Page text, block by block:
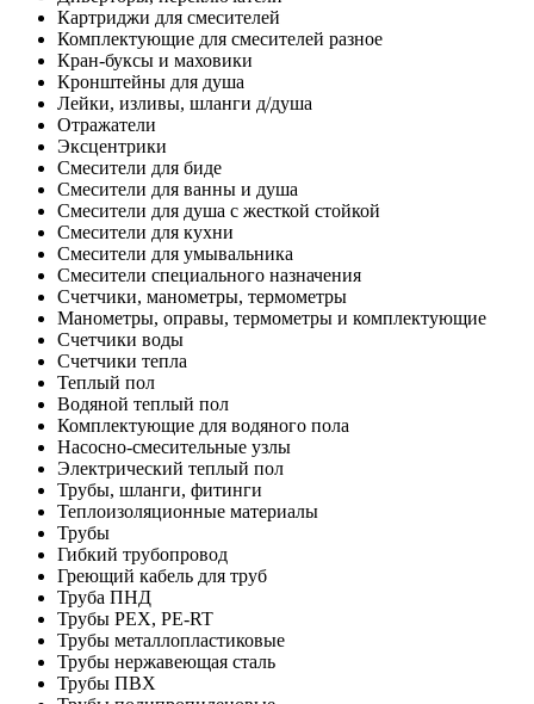
Картриджи для смесителей
Комплектующие для смесителей разное
Кран-буксы и маховики
Кронштейны для душа
Лейки, изливы, шланги д/душа
Отражатели
Эксцентрики
Смесители для биде
Смесители для ванны и душа
Смесители для душа с жесткой стойкой
Смесители для кухни
Смесители для умывальника
Смесители специального назначения
Счетчики, манометры, термометры
Манометры, оправы, термометры и комплектующие
Счетчики воды
Счетчики тепла
Теплый пол
Водяной теплый пол
Комплектующие для водяного пола
Насосно-смесительные узлы
Электрический теплый пол
Трубы, шланги, фитинги
Теплоизоляционные материалы
Трубы
Гибкий трубопровод
Греющий кабель для труб
Труба ПНД
Трубы PEX, PE-RT
Трубы металлопластиковые
Трубы нержавеющая сталь
Трубы ПВХ